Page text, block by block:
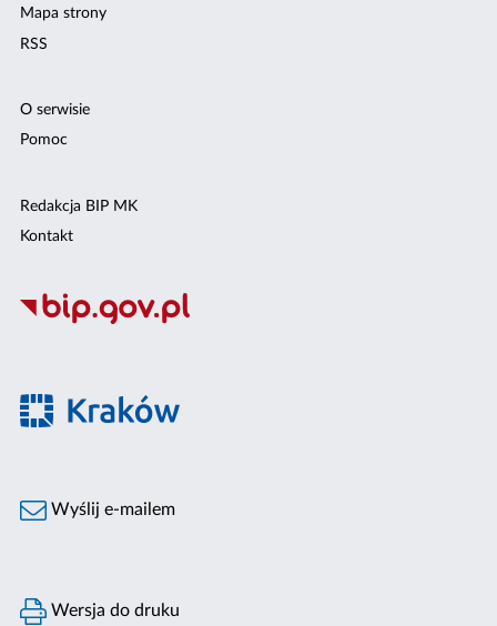
Mapa strony
RSS
O serwisie
Pomoc
Redakcja BIP MK
Kontakt
Wyślij e-mailem
Wersja do druku